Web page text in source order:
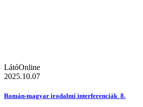
LátóOnline
2025.10.07
Román-magyar irodalmi interferenciák 8.